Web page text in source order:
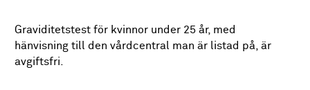
Graviditetstest för kvinnor under 25 år, med
hänvisning till den vårdcentral man är listad på, är
avgiftsfri.